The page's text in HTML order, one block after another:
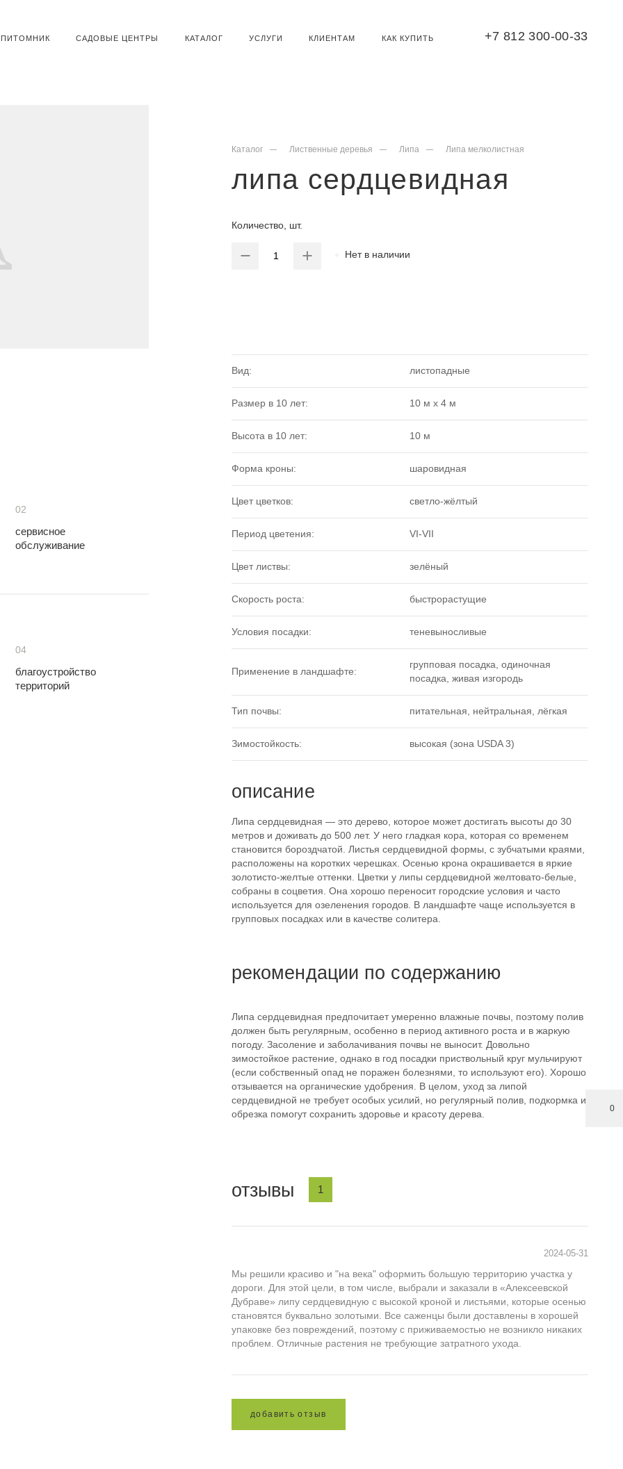
0
ПИТОМНИК САДОВЫЕ ЦЕНТРЫ КАТАЛОГ УСЛУГИ КЛИЕНТАМ КАК КУПИТЬ +7 812 300-00-33
02
сервисное
обслуживание
04
благоустройство
территорий
Каталог Лиственные деревья Липа Липа мелколистная
липа сердцевидная
Количество, шт.
Нет в наличии
Вид: листопадные
Размер в 10 лет: 10 м х 4 м
Высота в 10 лет: 10 м
Форма кроны: шаровидная
Цвет цветков: светло-жёлтый
Период цветения: VI-VII
Цвет листвы: зелёный
Скорость роста: быстрорастущие
Условия посадки: теневыносливые
Применение в ландшафте:
групповая посадка, одиночная
посадка, живая изгородь
Тип почвы: питательная, нейтральная, лёгкая
Зимостойкость: высокая (зона USDA 3)
описание
Липа сердцевидная — это дерево, которое может достигать высоты до 30
метров и доживать до 500 лет. У него гладкая кора, которая со временем
становится бороздчатой. Листья сердцевидной формы, с зубчатыми краями,
расположены на коротких черешках. Осенью крона окрашивается в яркие
золотисто-желтые оттенки. Цветки у липы сердцевидной желтовато-белые,
собраны в соцветия. Она хорошо переносит городские условия и часто
используется для озеленения городов. В ландшафте чаще используется в
групповых посадках или в качестве солитера.
рекомендации по содержанию
Липа сердцевидная предпочитает умеренно влажные почвы, поэтому полив
должен быть регулярным, особенно в период активного роста и в жаркую
погоду. Засоление и заболачивания почвы не выносит. Довольно
зимостойкое растение, однако в год посадки приствольный круг мульчируют
(если собственный опад не поражен болезнями, то используют его). Хорошо
отзывается на органические удобрения. В целом, уход за липой
сердцевидной не требует особых усилий, но регулярный полив, подкормка и
обрезка помогут сохранить здоровье и красоту дерева.
отзывы 1
2024-05-31
Мы решили красиво и "на века" оформить большую территорию участка у
дороги. Для этой цели, в том числе, выбрали и заказали в «Алексеевской
Дубраве» липу сердцевидную с высокой кроной и листьями, которые осенью
становятся буквально золотыми. Все саженцы были доставлены в хорошей
упаковке без повреждений, поэтому с приживаемостью не возникло никаких
проблем. Отличные растения не требующие затратного ухода.
до бавить о тз ыв